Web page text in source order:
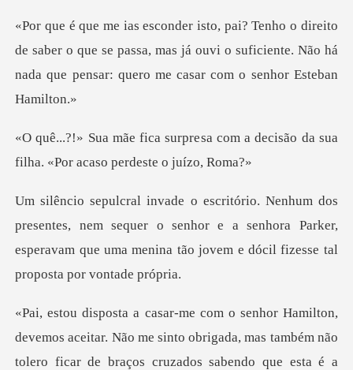
e saber o que se passa, mas já ouvi o suficiente. Não há
na
sa com a decisão da sua
filha. «
, nem sequer o senhor e a senhora Parker,
esperavam que uma men
r. Não me sinto obrigada, mas também não
tolero ficar de braços cruza